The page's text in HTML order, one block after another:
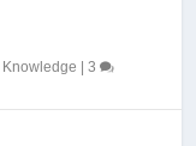
Knowledge |3